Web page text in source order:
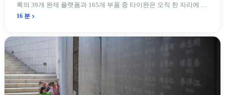
록의 39개 완제 플랫폼과 165개 부품 중 타이완은 오직 한 자리에 불
과하다. 2026년 4월, 미국 양당 소속 상원의원 4명이 《타이완을 위
를 드러낸다: 타이완의 진입이 너무 느려 미국 스스로가 입법을 통해
장벽을 낮춰야 한다는 점이다. 타이완에서 46년간 원격 조종 장난감
비행기를 만들어 온 한 회사가 오하이오주에 두 번째 공장을 건설할
계획을 세우고 있다.
16 분